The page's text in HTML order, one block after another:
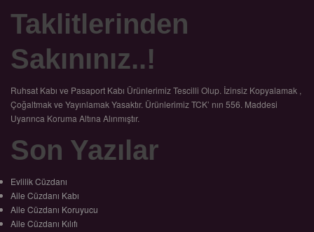
Taklitlerinden
Sakınınız..!
Ruhsat Kabı ve Pasaport Kabı Ürünlerimiz Tescilli Olup. İzinsiz Kopyalamak ,
Çoğaltmak ve Yayınlamak Yasaktır. Ürünlerimiz TCK’ nın 556. Maddesi
Uyarınca Koruma Altına Alınmıştır.
Son Yazılar
Evlilik Cüzdanı
Aile Cüzdanı Kabı
Aile Cüzdanı Koruyucu
Aile Cüzdanı Kılıfı